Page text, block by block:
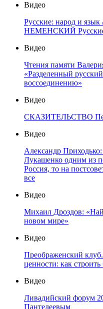
Видео
Русские: народ и
НЕМЕНСКИЙ Русские
Видео
Чтения памяти
«Разделенный
воссоединению»
Видео
СКАЗИТЕЛЬСТВО
Видео
Александр
Лукашенко одним из
Россия, то на
все
Видео
Михаил Дроздов:
новом мире»
Видео
Преображенский
ценности: как
Видео
Ливадийский форум
Пантелеевым